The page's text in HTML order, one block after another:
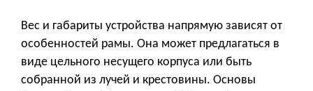
Вес и габариты устройства напрямую зависят от
особенностей рамы. Она может предлагаться в
виде цельного несущего корпуса или быть
собранной из лучей и крестовины. Основы